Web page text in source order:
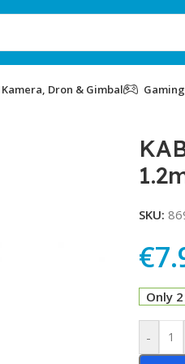
Kamera, Dron & Gimbal Gaming
SKU:
€
Only
-